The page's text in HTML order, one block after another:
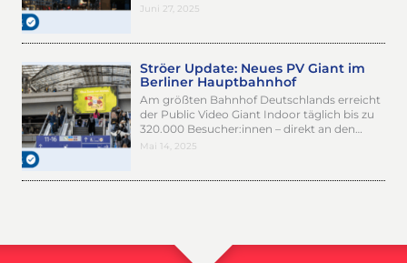
Juni 27, 2025
Ströer Update: Neues PV Giant im
Berliner Hauptbahnhof
Am größten Bahnhof Deutschlands erreicht
der Public Video Giant Indoor täglich bis zu
320.000 Besucher:innen – direkt an den…
Mai 14, 2025